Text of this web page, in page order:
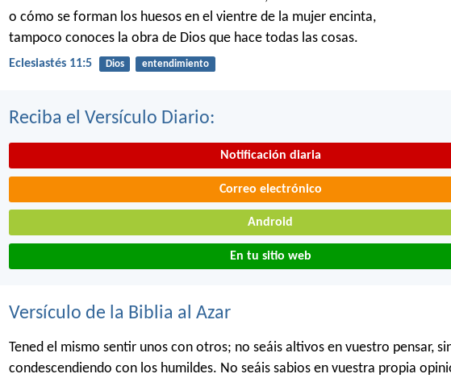
o cómo se forman los huesos en el vientre de la mujer encinta,
tampoco conoces la obra de Dios que hace todas las cosas.
Eclesiastés 11:5 Dios entendimiento
Reciba el Versículo Diario:
Notificación diaria
Correo electrónico
Android
En tu sitio web
Versículo de la Biblia al Azar
Tened el mismo sentir unos con otros; no seáis altivos en vuestro pensar,
condescendiendo con los humildes. No seáis sabios en vuestra propia